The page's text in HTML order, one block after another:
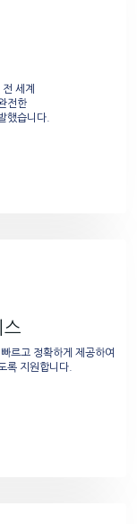
세계
전한
했습니다.
스
르고 정확하게 제공하여
록 지원합니다.